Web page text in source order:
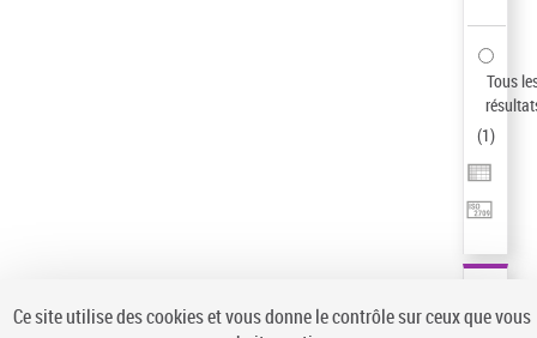
Tous
(1)
Ce site utilise des cookies et vous donne le contrôle sur ceux que vous